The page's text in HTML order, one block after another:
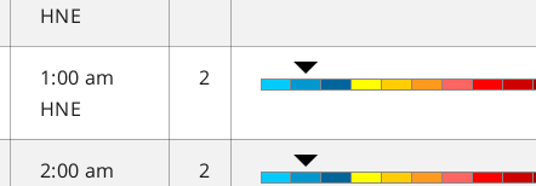
HNE
1:00 am
HNE
2
2:00 am
2